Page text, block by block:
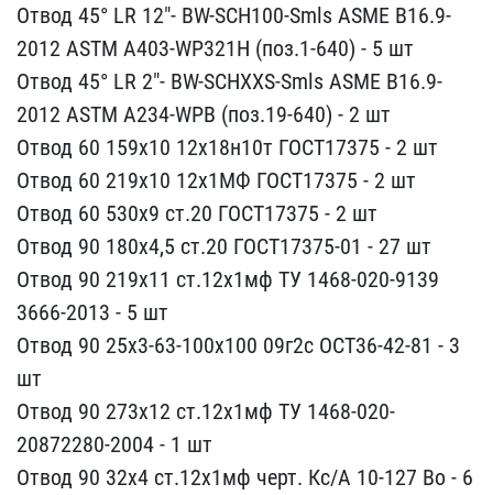
Отвод 45° LR 1​2"- BW-SCH100-Smls ASME ​B16.9-
2012 ASTM A403-WP3​21H (поз.1-640) - 5 шт
О​твод 45° LR 2"- BW-SCHXX​S-Smls ASME B16.9-
2012 A​STM A234-WPB (поз.19-640​) - 2 шт
Отвод 60 159х10​ 12х18н10т ГОСТ17375 - 2​ шт
Отвод 60 219х10 12х1​МФ ГОСТ17375 - 2 шт
Отво​д 60 530х9 ст.20 ГОСТ173​75 - 2 шт
Отвод 90 180х4​,5 ст.20 ГОСТ17375-01 - ​27 шт
Отвод 90 219х11 ст​.12х1мф ТУ 1468-020-9139​
3666-2013 - 5 шт
Отвод 9​0 25х3-63-100х100 09г2с ​ОСТ36-42-81 - 3
шт
Отвод​ 90 273х12 ст.12х1мф ТУ ​1468-020-
20872280-2004 -​ 1 шт
Отвод 90 32х4 ст.1​2х1мф черт. Кс/А 10-127 ​Во - 6